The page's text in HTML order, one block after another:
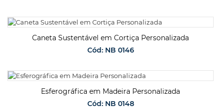
SOLICITAR ORÇAMENTO
Caneta Sustentável em Cortiça Personalizada
Cód: NB 0146
SOLICITAR ORÇAMENTO
Esferográfica em Madeira Personalizada
Cód: NB 0148